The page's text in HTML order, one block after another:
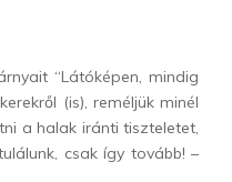
“Látóképen, mindig
(is), reméljük minél
a halak iránti tiszteletet,
csak így tovább! –